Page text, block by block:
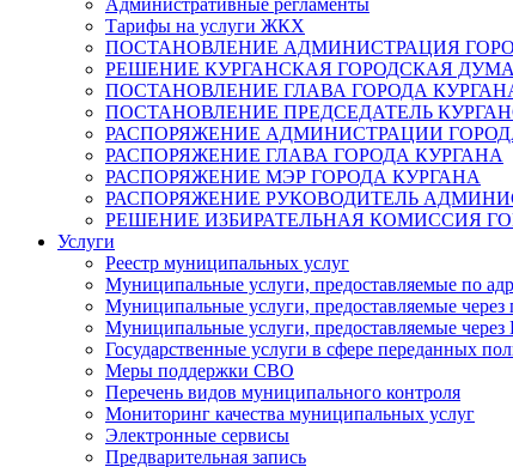
Административные регламенты
Тарифы на услуги ЖКХ
ПОСТАНОВЛЕНИЕ АДМИНИСТРАЦИЯ
РЕШЕНИЕ КУРГАНСКАЯ ГОРОДСКАЯ ДУМА
ПОСТАНОВЛЕНИЕ ГЛАВА ГОРОДА
ПОСТАНОВЛЕНИЕ ПРЕДСЕДАТЕЛЬ
РАСПОРЯЖЕНИЕ АДМИНИСТРАЦИИ
РАСПОРЯЖЕНИЕ ГЛАВА ГОРОДА КУРГАНА
РАСПОРЯЖЕНИЕ МЭР ГОРОДА КУРГАНА
РАСПОРЯЖЕНИЕ РУКОВОДИТЕЛЬ
РЕШЕНИЕ ИЗБИРАТЕЛЬНАЯ КОМИССИЯ
Услуги
Реестр муниципальных услуг
Муниципальные услуги, предоставляемые по
Муниципальные услуги, предоставляемые через
Муниципальные услуги, предоставляемые
Государственные услуги в сфере переданных
Меры поддержки СВО
Перечень видов муниципального контроля
Мониторинг качества муниципальных услуг
Электронные сервисы
Предварительная запись